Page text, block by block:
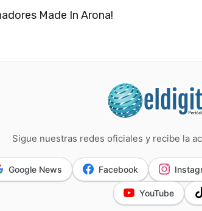
Made In Arona!
Sigue nuestras redes oficiales y recibe la
Google News Facebook
YouTube